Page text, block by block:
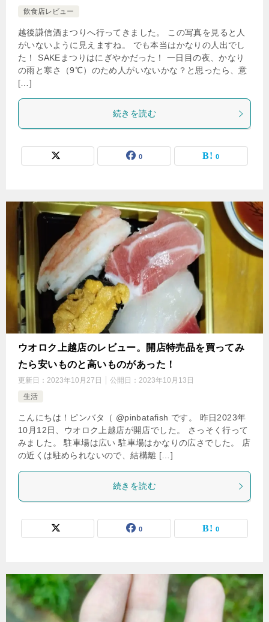
飲食店レビュー
越後謙信酒まつりへ行ってきました。 この写真を見ると人
がいないように見えますね。 でも本当はかなりの人出でし
た！ SAKEまつりはにぎやかだった！ 一日目の夜、かなり
の雨と寒さ（9℃）のため人がいないかな？と思ったら、意
[…]
続きを読む
0 0
ウオロク上越店のレビュー。開店特売品を買ってみ
たら安いものと高いものがあった！
更新日： 2023年10月27日 公開日： 2023年10月13日
生活
こんにちは！ピンバタ（ @pinbatafish です。 昨日2023年
10月12日、ウオロク上越店が開店でした。 さっそく行って
みました。 駐車場は広い 駐車場はかなりの広さでした。 店
の近くは駐められないので、結構離 […]
続きを読む
0 0